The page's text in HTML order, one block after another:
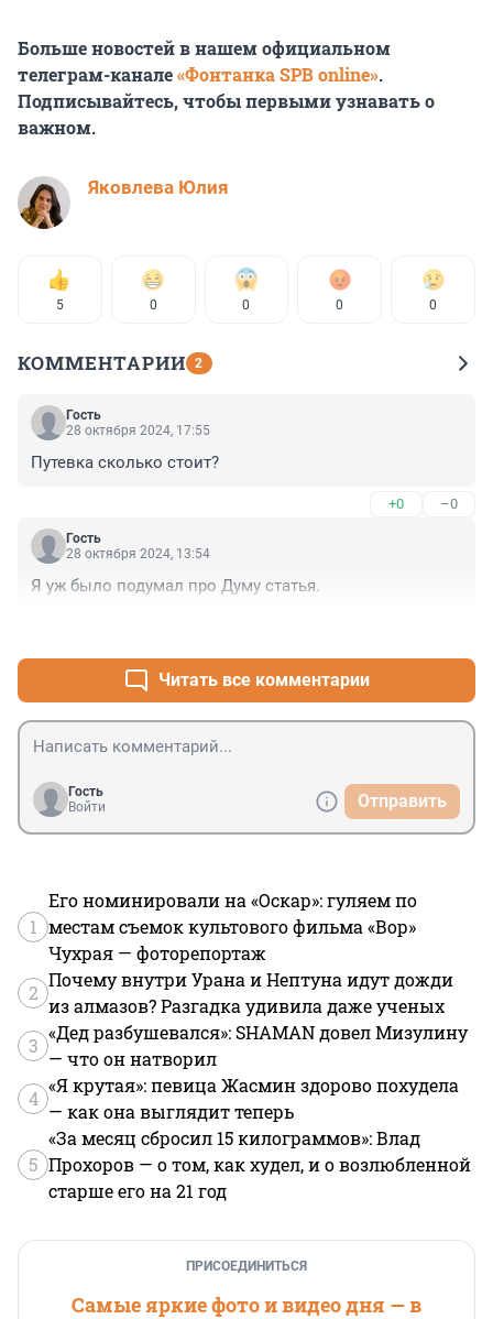
Больше новостей в нашем официальном
телеграм-канале«Фонтанка SPB online».
Подписывайтесь, чтобы первыми узнавать о
важном.
Яковлева Юлия
5 0 0 0 0
КОММЕНТАРИИ 2
Гость
28 октября 2024, 17:55
Путевка сколько стоит?
+0 –0
Гость
28 октября 2024, 13:54
Я уж было подумал про Думу статья.
Читать все комментарии
Гость
Войти
Отправить
1
Его номинировали на «Оскар»: гуляем по
местам съемок культового фильма «Вор»
Чухрая — фоторепортаж
2
Почему внутри Урана и Нептуна идут дожди
из алмазов? Разгадка удивила даже ученых
3
«Дед разбушевался»: SHAMAN довел Мизулину
— что он натворил
4
«Я крутая»: певица Жасмин здорово похудела
— как она выглядит теперь
5
«За месяц сбросил 15 килограммов»: Влад
Прохоров — о том, как худел, и о возлюбленной
старше его на 21 год
ПРИСОЕДИНИТЬСЯ
Самые яркие фото и видео дня — в